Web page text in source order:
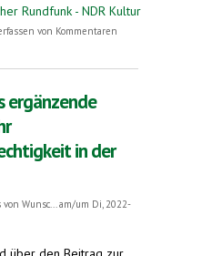
Rundfunk - NDR Kultur
Tag der Sprachen - eine
von Kommentaren
ergänzende
in der
von Wunsc...am/um Di, 2022-